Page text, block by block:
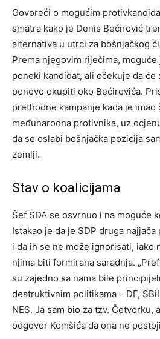
Govoreći o mogućim
smatra kako je Denis Bećirović
alternativa u utrci za bošnjačkog
Prema njegovim riječima,
poneki kandidat, ali očekuje da će
ponovo okupiti oko Bećirovića.
prethodne kampanje kada je imao
međunarodna protivnika, uz
da se oslabi bošnjačka pozicija
zemlji.
Stav o koalicijama
Šef SDA se osvrnuo i na moguće
Istakao je da je SDP druga
i da ih se ne može ignorisati, iako
njima biti formirana saradnja.
su zajedno sa nama bile
destruktivnim politikama – DF,
NES. Ja sam bio za tzv. Četvorku,
odgovor Komšića da ona ne